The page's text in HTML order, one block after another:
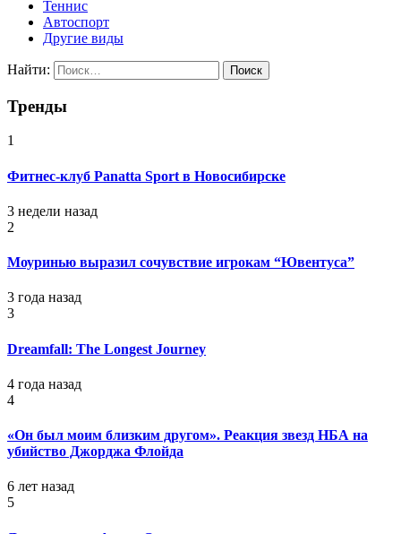
Теннис
Автоспорт
Другие виды
Найти:
Тренды
1
Фитнес-клуб Panatta Sport в Новосибирске
3 недели назад
2
Моуринью выразил сочувствие игрокам “Ювентуса”
3 года назад
3
Dreamfall: The Longest Journey
4 года назад
4
«Он был моим близким другом». Реакция звезд НБА на
убийство Джорджа Флойда
6 лет назад
5